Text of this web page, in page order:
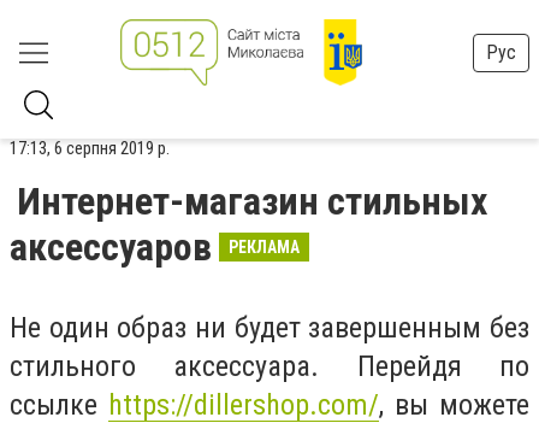
Рус
17:13, 6 серпня 2019 р.
Интернет-магазин стильных
аксессуаров
РЕКЛАМА
Не один образ ни будет завершенным без
стильного аксессуара. Перейдя по
ссылке https://dillershop.com/, вы можете